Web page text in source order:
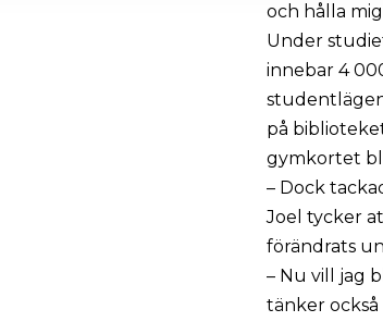
och hålla
Under
innebar 4
på
gymkortet
– Dock
Joel tycker
förändrats
– Nu vill jag
tänker